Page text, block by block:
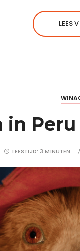
LEES
in
LEESTIJD: 3 MINUTEN